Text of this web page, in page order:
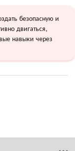
безопасную и
двигаться,
навыки через